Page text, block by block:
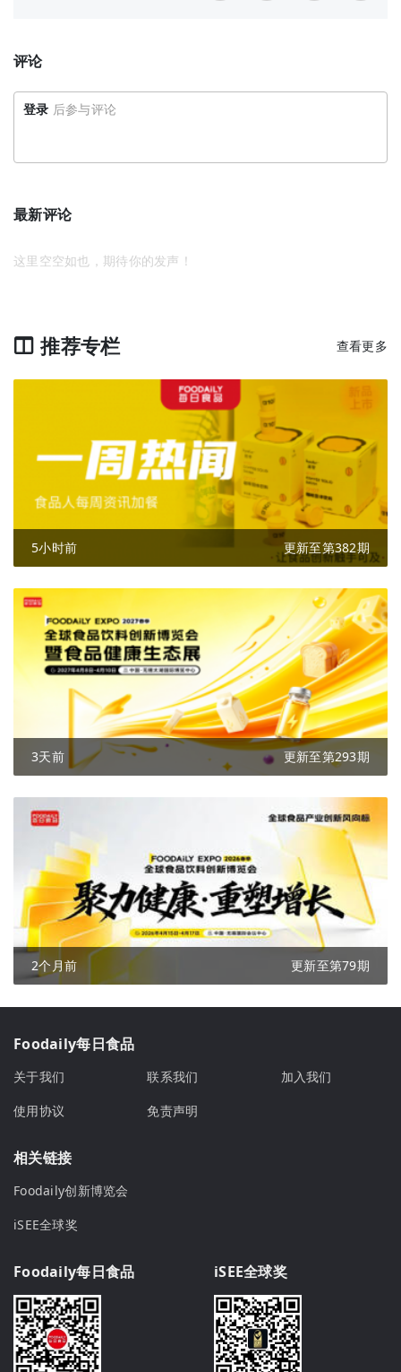
评论
登录 后参与评论
最新评论
这里空空如也，期待你的发声！
推荐专栏 查看更多
5小时前 更新至第382期
3天前 更新至第293期
2个月前 更新至第79期
Foodaily每日食品
关于我们 联系我们
加入我们
使用协议
免责声明
相关链接
Foodaily创新博览会
iSEE全球奖
Foodaily每日食品 iSEE全球奖